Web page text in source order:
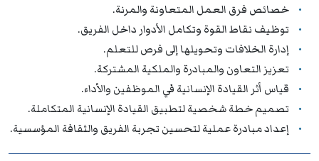
خصائص فرق العمل المتعاونة والمرنة.
توظيف نقاط القوة وتكامل الأدوار داخل الفريق.
إدارة الخلافات وتحويلها إلى فرص للتعلم.
تعزيز التعاون والمبادرة والملكية المشتركة.
قياس أثر القيادة الإنسانية في الموظفين والأداء.
تصميم خطة شخصية لتطبيق القيادة الإنسانية المتكاملة.
إعداد مبادرة عملية لتحسين تجربة الفريق والثقافة المؤسسية.